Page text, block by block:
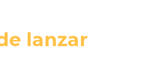
lanzar